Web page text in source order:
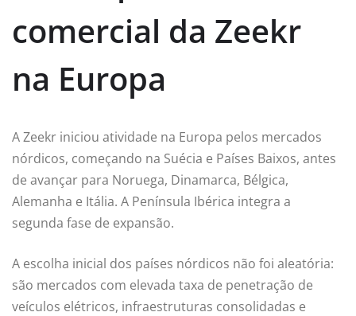
comercial da Zeekr
na Europa
A Zeekr iniciou atividade na Europa pelos mercados
nórdicos, começando na Suécia e Países Baixos, antes
de avançar para Noruega, Dinamarca, Bélgica,
Alemanha e Itália. A Península Ibérica integra a
segunda fase de expansão.
A escolha inicial dos países nórdicos não foi aleatória:
são mercados com elevada taxa de penetração de
veículos elétricos, infraestruturas consolidadas e